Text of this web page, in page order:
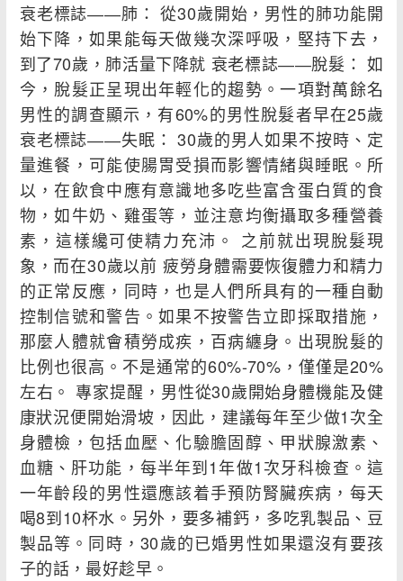
綜合
疾病
衰老標誌――肺： 從30歲開始，男性的肺功能開
始下降，如果能每天做幾次深呼吸，堅持下去，
到了70歲，肺活量下降就 衰老標誌――脫髮： 如
今，脫髮正呈現出年輕化的趨勢。一項對萬餘名
男性的調查顯示，有60%的男性脫髮者早在25歲
衰老標誌――失眠： 30歲的男人如果不按時、定
量進餐，可能使腸胃受損而影響情緒與睡眠。所
以，在飲食中應有意識地多吃些富含蛋白質的食
物，如牛奶、雞蛋等，並注意均衡攝取多種營養
素，這樣纔可使精力充沛。 之前就出現脫髮現
象，而在30歲以前 疲勞身體需要恢復體力和精力
的正常反應，同時，也是人們所具有的一種自動
控制信號和警告。如果不按警告立即採取措施，
那麼人體就會積勞成疾，百病纏身。出現脫髮的
比例也很高。不是通常的60%-70%，僅僅是20%
左右。 專家提醒，男性從30歲開始身體機能及健
康狀況便開始滑坡，因此，建議每年至少做1次全
身體檢，包括血壓、化驗膽固醇、甲狀腺激素、
血糖、肝功能，每半年到1年做1次牙科檢查。這
一年齡段的男性還應該着手預防腎臟疾病，每天
喝8到10杯水。另外，要多補鈣，多吃乳製品、豆
製品等。同時，30歲的已婚男性如果還沒有要孩
子的話，最好趁早。